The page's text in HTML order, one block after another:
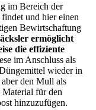
im Bereich der
und hier einen
Bewirtschaftung
ermöglicht
die effiziente
im Anschluss als
wieder in
den Mull als
für den
hinzuzufügen.